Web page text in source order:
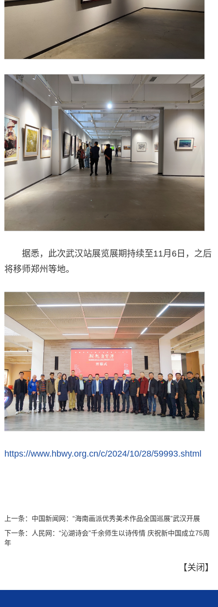
据悉，此次武汉站展览展期持续至11月6日，之后
将移师郑州等地。
https://www.hbwy.org.cn/c/2024/10/28/59993.shtml
上一条： 中国新闻网：“海南画派优秀美术作品全国巡展”武汉开展
下一条：
人民网：“沁湖诗会”千余师生以诗传情 庆祝新中国成立75周
年
【关闭 】